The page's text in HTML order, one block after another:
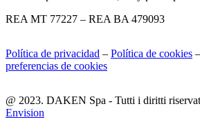
REA MT 77227 – REA BA 479093
Política de privacidad – Política de cookies –
preferencias de cookies
@ 2023. DAKEN Spa - Tutti i diritti
Envision